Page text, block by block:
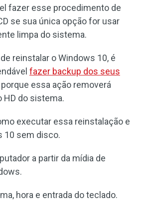
fazer esse procedimento de
se sua única opção for usar
limpa do sistema.
reinstalar o Windows 10, é
fazer backup dos seus
essa ação removerá
HD do sistema.
executar essa reinstalação e
10 sem disco.
a partir da mídia de
hora e entrada do teclado.